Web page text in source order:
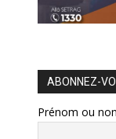
ABONNEZ-
Prénom ou